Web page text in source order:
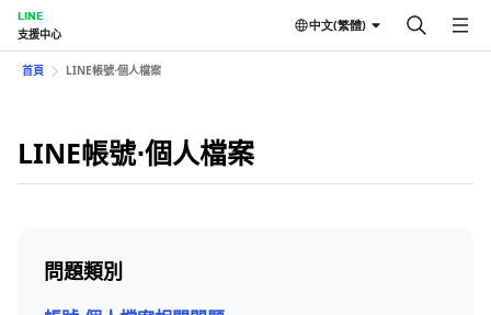
LINE
支援中心
中文(繁體)
首頁 LINE帳號⋅個人檔案
LINE帳號⋅個人檔案
問題類別